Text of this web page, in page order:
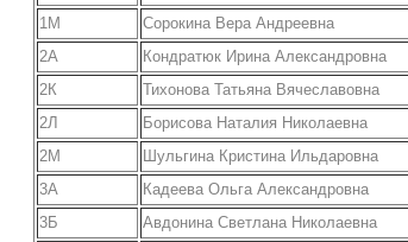
1М
Сорокина Вера Андреевна
2А
Кондратюк Ирина Александровна
2К
Тихонова Татьяна Вячеславовна
2Л
Борисова Наталия Николаевна
2М
Шульгина Кристина Ильдаровна
3А
Кадеева Ольга Александровна
3Б
Авдонина Светлана Николаевна